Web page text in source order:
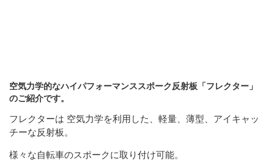
空気力学的なハイパフォーマンススポーク反射板「フレクター」
のご紹介です。
フレクターは 空気力学を利用した、軽量、薄型、アイキャッ
チーな反射板。
様々な自転車のスポークに取り付け可能。